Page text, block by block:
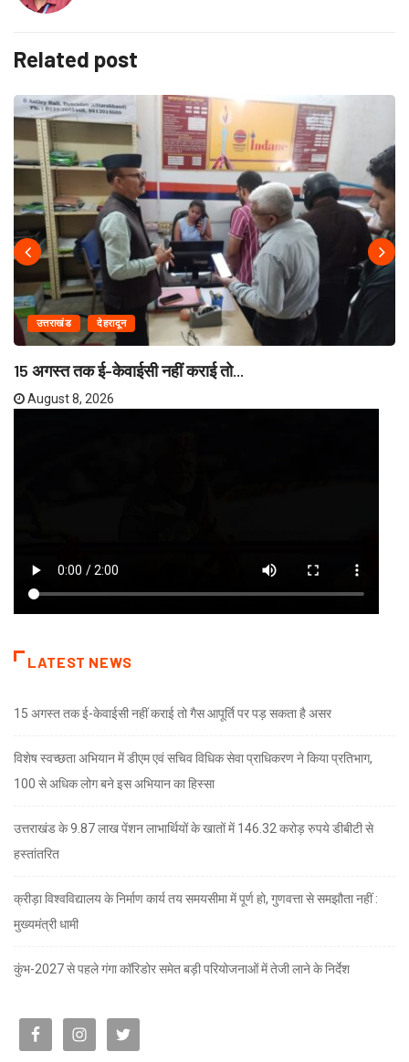
Related post
उत्तराखंड देहरादून
15 अगस्त तक ई-केवाईसी नहीं कराई तो...
August 8, 2026
LATEST NEWS
15 अगस्त तक ई-केवाईसी नहीं कराई तो गैस आपूर्ति पर पड़ सकता है असर
विशेष स्वच्छता अभियान में डीएम एवं सचिव विधिक सेवा प्राधिकरण ने किया प्रतिभाग,
100 से अधिक लोग बने इस अभियान का हिस्सा
उत्तराखंड के 9.87 लाख पेंशन लाभार्थियों के खातों में 146.32 करोड़ रुपये डीबीटी से
हस्तांतरित
क्रीड़ा विश्वविद्यालय के निर्माण कार्य तय समयसीमा में पूर्ण हो, गुणवत्ता से समझौता नहीं :
मुख्यमंत्री धामी
कुंभ-2027 से पहले गंगा कॉरिडोर समेत बड़ी परियोजनाओं में तेजी लाने के निर्देश